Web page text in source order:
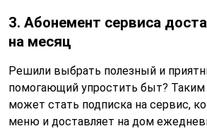
3. Абонемент сервиса
на месяц
Решили выбрать полезный и
помогающий упростить быт?
может стать подписка на сервис,
меню и доставляет на дом